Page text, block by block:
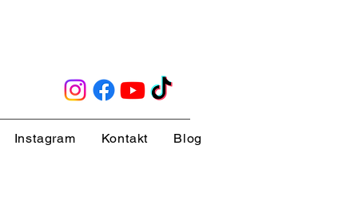
Instagram Kontakt Blog